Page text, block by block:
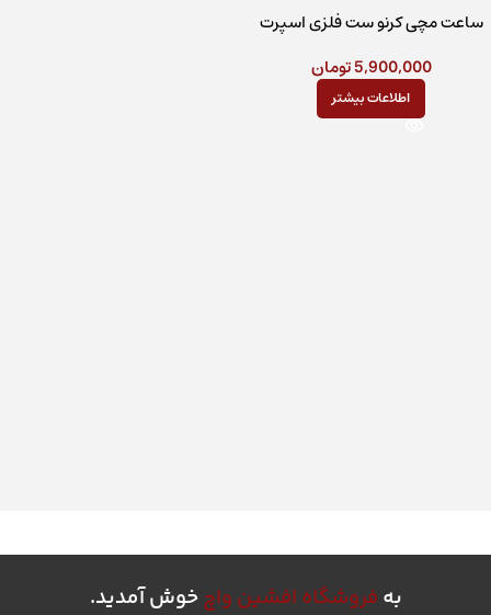
ساعت مچی کرنو ست فلزی اسپرت
5,900,000تومان
اطلاعات بیشتر
به فروشگاه افشین واچخوش آمدید.